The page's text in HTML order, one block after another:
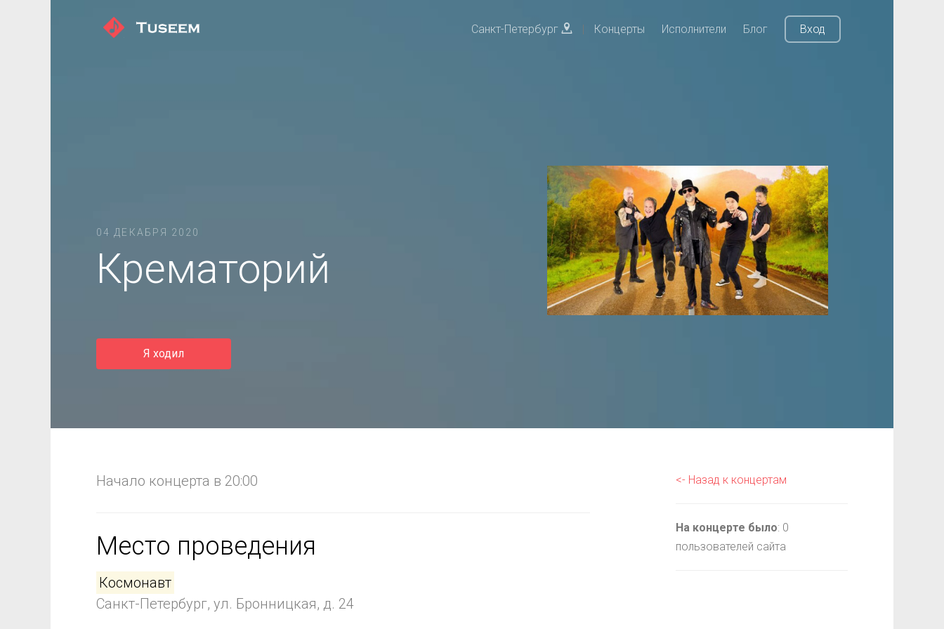
Санкт-Петербург | Концерты Исполнители Блог Вход
04 ДЕКАБРЯ 2020
Крематорий
Я ходил
Начало концерта в 20:00
Место проведения
Космонавт
Санкт-Петербург, ул. Бронницкая, д. 24
<- Назад к концертам
На концерте было: 0
пользователей сайта